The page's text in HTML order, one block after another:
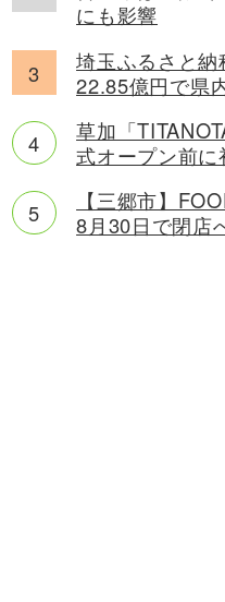
にも影響
埼玉ふるさと
22.85億円で県
草加「
式オープン前
【三郷市】
8月30日で閉